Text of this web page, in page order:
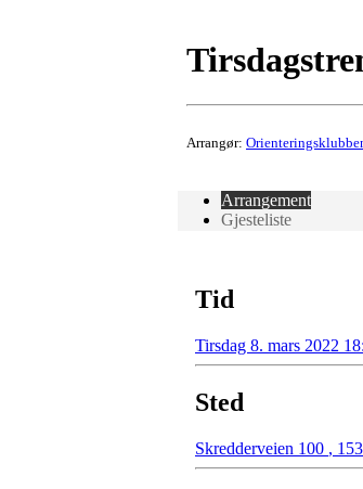
Arrangør:
Arrangement
Gjesteliste
Tid
Tirsdag 8. mars 2022
Sted
Skredderveien 100 ,